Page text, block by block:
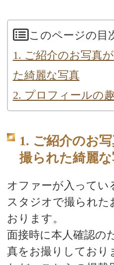
このページの目
1. ご紹介のお写真
た綺麗な写真
2. プロフィールの
1. ご紹介のお
撮られた綺麗
オファーが入ってい
スタジオで撮られた
おります。
面接時に本人確認の
真をお撮りしており